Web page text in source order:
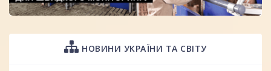
НОВИНИ УКРАЇНИ ТА СВІТУ